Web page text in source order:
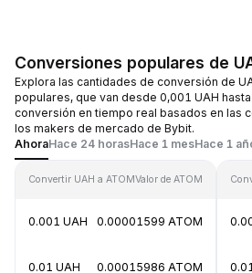
Conversiones populares de
Explora las cantidades de conversión de
populares, que van desde 0,001 UAH
conversión en tiempo real basados en las
los makers de mercado de Bybit.
AhoraHace 24 horasHace 1 mesHace 1
Convertir UAH a ATOMValor de ATOM
0.001 UAH 0.00001599 ATOM
0.01 UAH 0.00015986 ATOM